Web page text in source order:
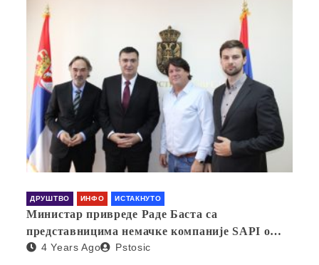
ДРУШТВО ИНФО ИСТАКНУТО
Министар привреде Раде Баста са
представницима немачке компаније SAPI о
отварању фабрике у Србији
4 Years Ago Pstosic